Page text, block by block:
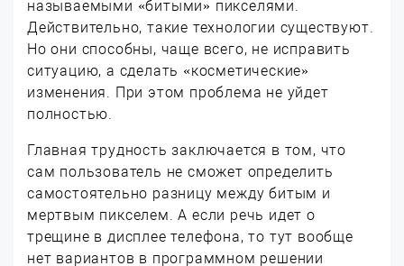
называемыми «битыми» пикселями.
Действительно, такие технологии существуют.
Но они способны, чаще всего, не исправить
ситуацию, а сделать «косметические»
изменения. При этом проблема не уйдет
полностью.
Главная трудность заключается в том, что
сам пользователь не сможет определить
самостоятельно разницу между битым и
мертвым пикселем. А если речь идет о
трещине в дисплее телефона, то тут вообще
нет вариантов в программном решении